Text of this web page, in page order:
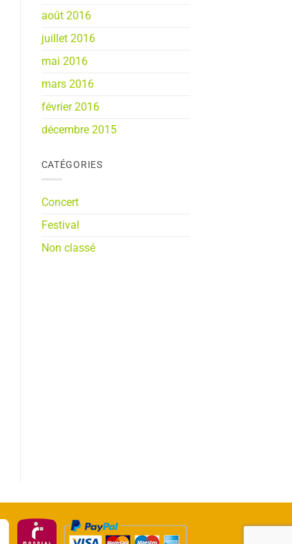
août 2016
juillet 2016
mai 2016
mars 2016
février 2016
décembre 2015
CATÉGORIES
Concert
Festival
Non classé